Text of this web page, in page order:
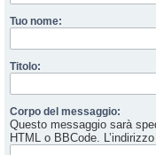
Tuo nome:
Titolo:
Corpo del messaggio:
Questo messaggio sarà
HTML o BBCode.